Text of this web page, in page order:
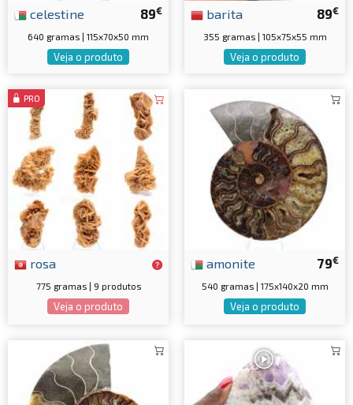
89€
celestine
640 gramas | 115x70x50 mm
Veja o produto
89€
barita
355 gramas | 105x75x55 mm
Veja o produto
PRO
rosa
775 gramas | 9 produtos
Veja o produto
79€
amonite
540 gramas | 175x140x20 mm
Veja o produto